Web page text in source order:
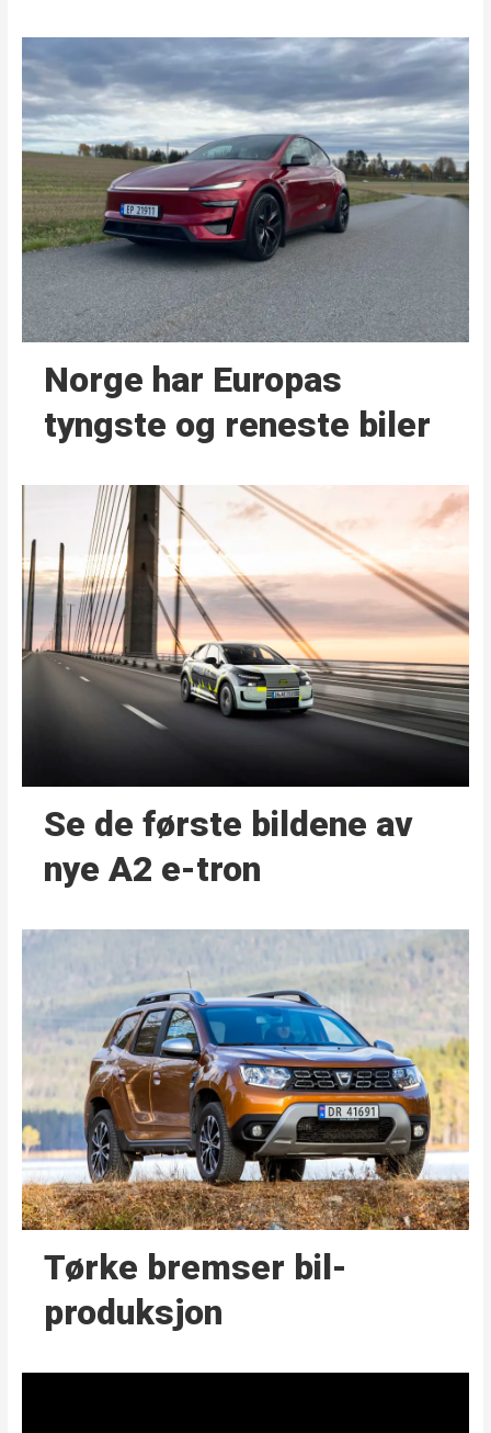
Norge har Europas
tyngste og reneste biler
Se de første bildene av
nye A2 e-tron
Tørke bremser bil­
produksjon